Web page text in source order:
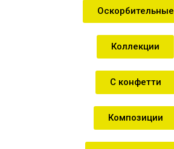
Оскорбительные
Коллекции
С конфетти
Композиции